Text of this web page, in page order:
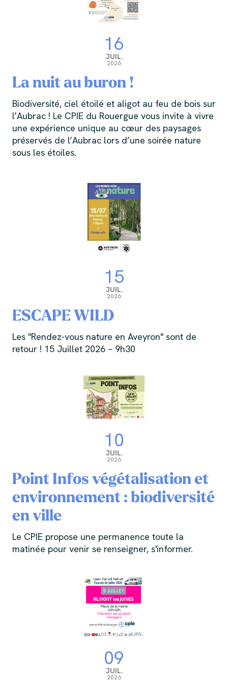
16
JUIL.
2026
La nuit au buron !
Biodiversité, ciel étoilé et aligot au feu de bois sur
l’Aubrac ! Le CPIE du Rouergue vous invite à vivre
une expérience unique au cœur des paysages
préservés de l’Aubrac lors d’une soirée nature
sous les étoiles.
15
JUIL.
2026
ESCAPE WILD
Les "Rendez-vous nature en Aveyron" sont de
retour ! 15 Juillet 2026 – 9h30
10
JUIL.
2026
Point Infos végétalisation et
environnement : biodiversité
en ville
Le CPIE propose une permanence toute la
matinée pour venir se renseigner, s'informer.
09
JUIL.
2026